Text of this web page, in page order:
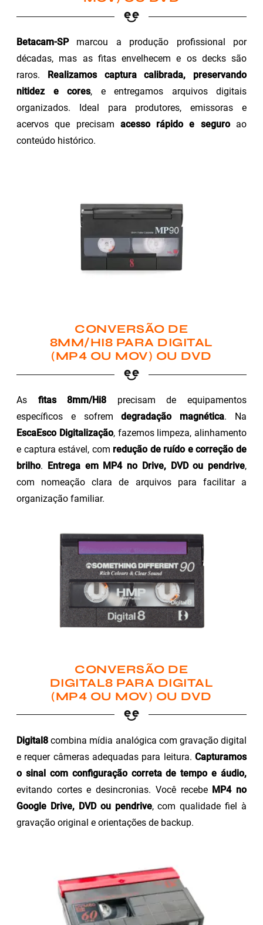
Betacam-SPmarcou a produção profissional por
décadas, mas as fitas envelhecem e os decks são
raros.
Realizamos captura calibrada, preservando
nitidez e cores, e entregamos arquivos digitais
organizados. Ideal para produtores, emissoras e
acervos que precisam acesso rápido e seguroao
conteúdo histórico.
CONVERSÃO DE
8MM/HI8 PARA DIGITAL
(MP4 OU MOV) OU DVD
As fitas 8mm/Hi8 precisam de equipamentos
específicos e sofremdegradação magnética. Na
EscaEsco Digitalização, fazemos limpeza, alinhamento
e captura estável, com redução de ruído e correção de
brilho. Entrega em MP4 no Drive, DVD ou pendrive,
com nomeação clara de arquivos para facilitar a
organização familiar.
CONVERSÃO DE
DIGITAL8 PARA DIGITAL
(MP4 OU MOV) OU DVD
Digital8 combina mídia analógica com gravação digital
e requer câmeras adequadas para leitura. Capturamos
o sinal com configuração correta de tempo e áudio,
evitando cortes e desincronias. Você recebe MP4 no
Google Drive, DVD ou pendrive, com qualidade fiel à
gravação original e orientações de backup.